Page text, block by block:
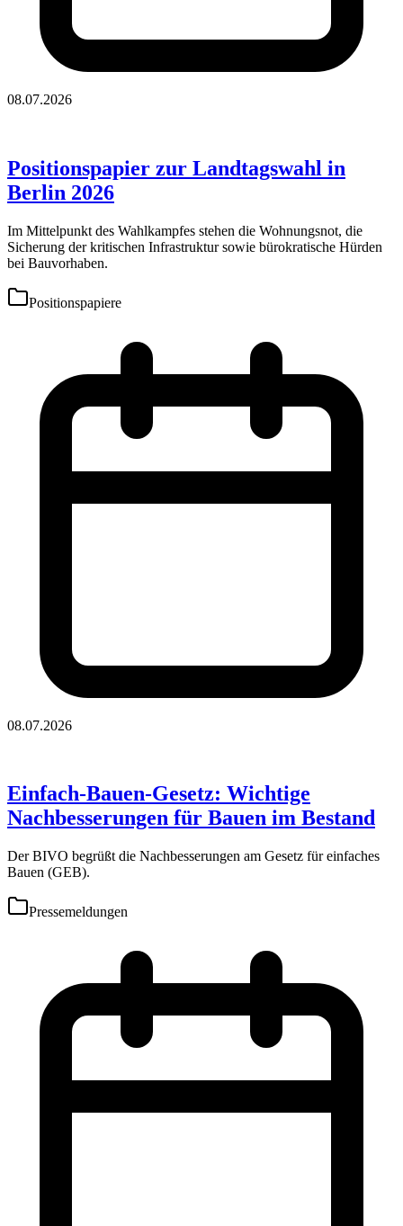
08.07.2026
Positionspapier zur Landtagswahl in
Berlin 2026
Im Mittelpunkt des Wahlkampfes stehen die Wohnungsnot, die
Sicherung der kritischen Infrastruktur sowie bürokratische Hürden
bei Bauvorhaben.
Positionspapiere
08.07.2026
Einfach-Bauen-Gesetz: Wichtige
Nachbesserungen für Bauen im Bestand
Der BIVO begrüßt die Nachbesserungen am Gesetz für einfaches
Bauen (GEB).
Pressemeldungen